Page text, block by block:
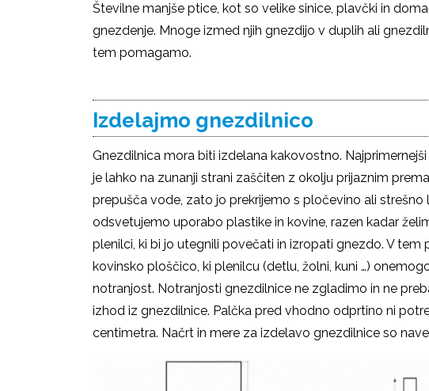
Številne manjše ptice, kot so velike sinice, plavčki in
gnezdenje. Mnoge izmed njih gnezdijo v duplih ali
tem pomagamo.
Izdelajmo gnezdilnico
Gnezdilnica mora biti izdelana kakovostno.
je lahko na zunanji strani zaščiten z okolju prijaznim
prepušča vode, zato jo prekrijemo s pločevino ali
odsvetujemo uporabo plastike in kovine, razen kadar
plenilci, ki bi jo utegnili povečati in izropati gnezdo. V
kovinsko ploščico, ki plenilcu (detlu, žolni, kuni …)
notranjost. Notranjosti gnezdilnice ne zgladimo in ne
izhod iz gnezdilnice. Palčka pred vhodno odprtino ni
centimetra. Načrt in mere za izdelavo gnezdilnice so